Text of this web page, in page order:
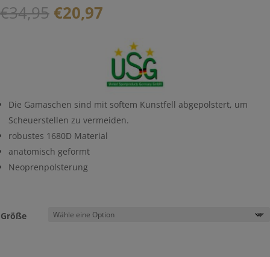
€34,95 Ursprünglicher
Preis
€20,97
€20,97.
Die Gamaschen sind mit softem Kunstfell abgepolstert, um
Scheuerstellen zu vermeiden.
robustes 1680D Material
anatomisch geformt
Neoprenpolsterung
Größe